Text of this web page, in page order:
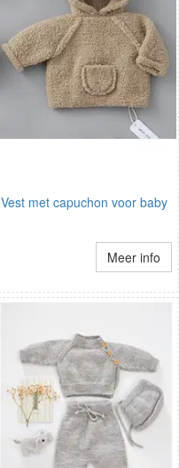
Vest met capuchon voor baby
Meer info